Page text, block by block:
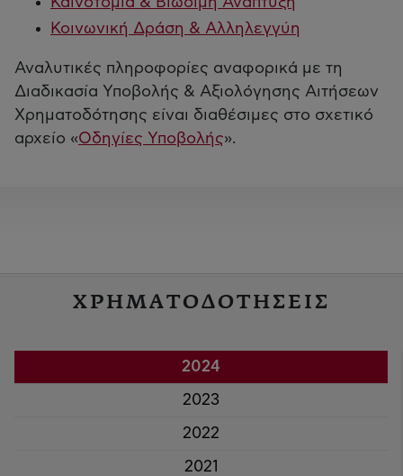
Κοινωνική Δράση & Αλληλεγγύη
Αναλυτικές πληροφορίες αναφορικά με τη
Διαδικασία Υποβολής & Αξιολόγησης Αιτήσεων
Χρηματοδότησης είναι διαθέσιμες στο σχετικό
αρχείο «Οδηγίες Υποβολής».
ΧΡΗΜΑΤΟΔΟΤΗΣΕΙΣ
2024
2023
2022
2021